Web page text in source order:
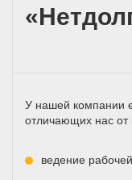
У нашей компании
отличающих нас от
ведение